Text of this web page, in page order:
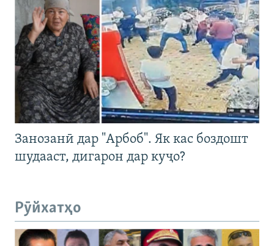
Занозанӣ дар "Арбоб". Як кас боздошт
шудааст, дигарон дар куҷо?
Рӯйхатҳо